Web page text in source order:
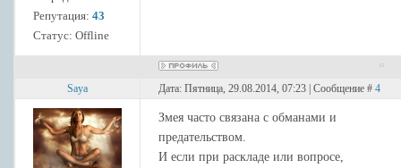
Репутация: 43
Статус: Offline
Saya Дата: Пятница, 29.08.2014, 07:23 | Сообщение # 4
Змея часто связана с обманами и
предательством.
И если при раскладе или вопросе,